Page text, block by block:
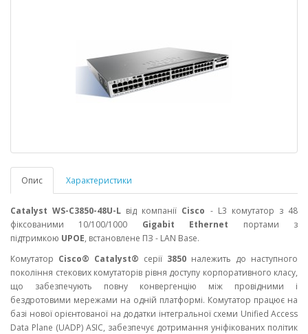
Опис Характеристики
Catalyst WS-C3850-48U-L від компанії Cisco - L3 комутатор з 48
фіксованими 10/100/1000 Gigabit Ethernet портами з
підтримкою UPOE, встановлене ПЗ - LAN Base.
Комутатор Cisco® Catalyst® серії 3850 належить до наступного
покоління стекових комутаторів рівня доступу корпоративного класу,
що забезпечують повну конвергенцію між провідними і
бездротовими мережами на одній платформі. Комутатор працює на
базі нової орієнтованої на додатки інтегральної схеми Unified Access
Data Plane (UADP) ASIC, забезпечує дотримання уніфікованих політик